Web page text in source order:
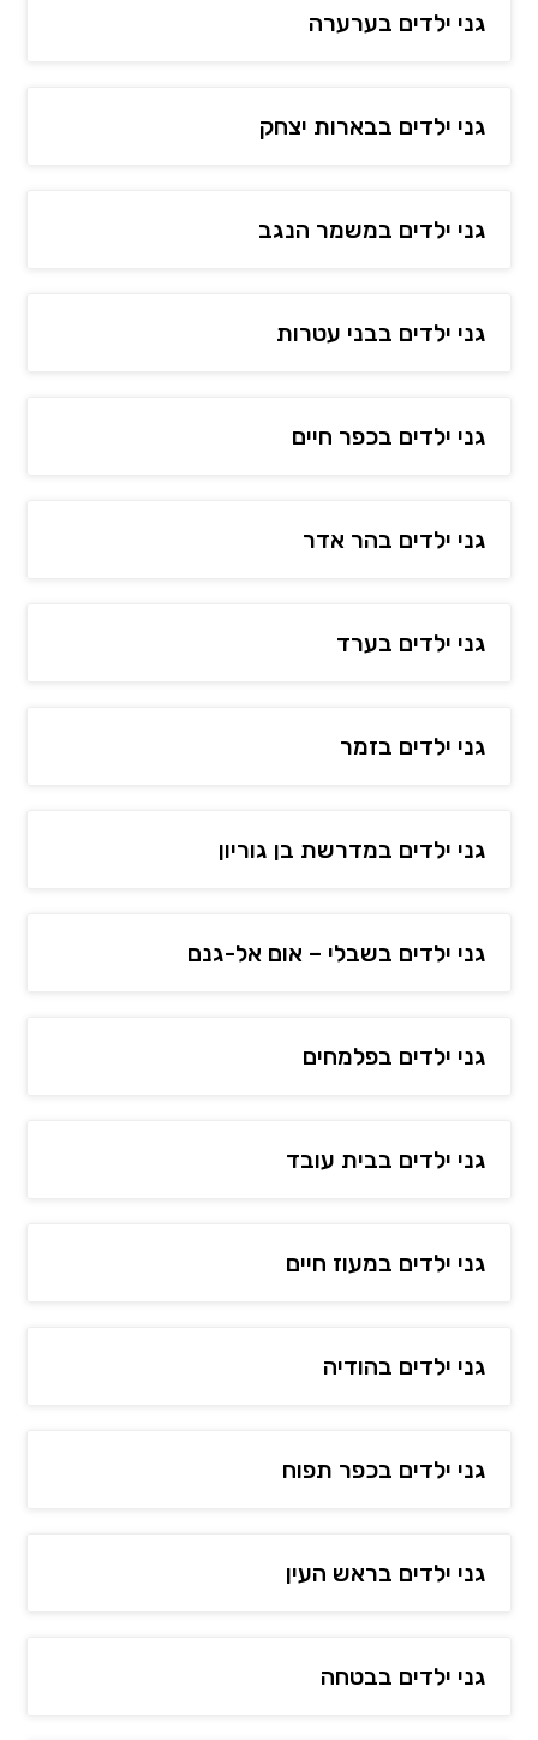
גני ילדים בערערה
גני ילדים בבארות יצחק
גני ילדים במשמר הנגב
גני ילדים בבני עטרות
גני ילדים בכפר חיים
גני ילדים בהר אדר
גני ילדים בערד
גני ילדים בזמר
גני ילדים במדרשת בן גוריון
גני ילדים בשבלי – אום אל-גנם
גני ילדים בפלמחים
גני ילדים בבית עובד
גני ילדים במעוז חיים
גני ילדים בהודיה
גני ילדים בכפר תפוח
גני ילדים בראש העין
גני ילדים בבטחה